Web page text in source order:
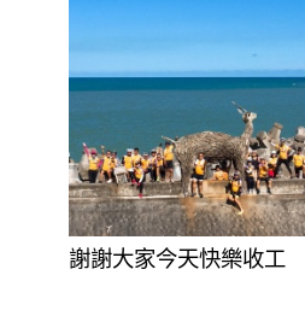
謝謝大家今天快樂收工